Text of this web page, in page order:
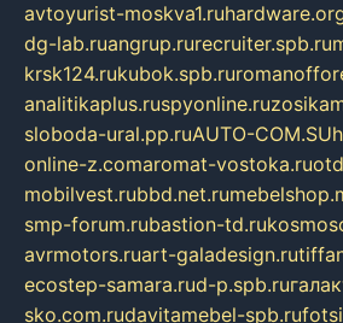
avtoyurist-moskva1.ru
dg-lab.ruangrup.rurecruiter.spb.ru
krsk124.rukubok.spb.ru
analitikaplus.ruspyonline.ru
sloboda-ural.pp.ruAUTO-COM.SU
online-z.comaromat-vostoka.ru
mobilvest.rubbd.net.ru
smp-forum.rubastion-td.ru
avrmotors.ruart-galadesign.ru
ecostep-samara.rud-p.spb.ru
sko.com.rudavitamebel-spb.ru